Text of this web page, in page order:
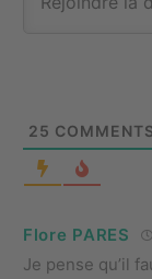
25 COMMENTS
Flore PARES
Je pense qu’il